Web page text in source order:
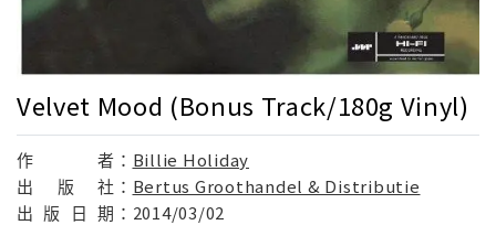
Velvet Mood (Bonus Track/180g Vinyl)
作 者： Billie Holiday
出
版 社： Bertus Groothandel & Distributie
出 版 日 期： 2014/03/02